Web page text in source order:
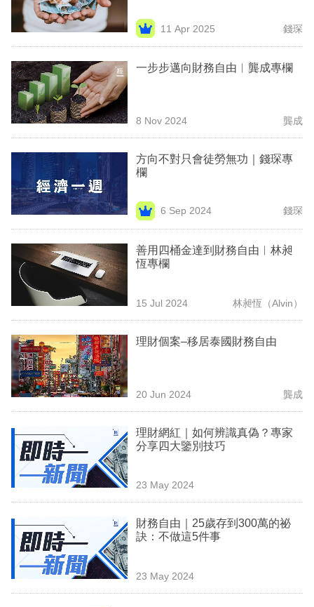
場
生
時
事
欄
訂
閱
區
11 Apr 2025 錢琛
一步步邁向財務自由︳龔成專欄
8 Nov 2024 龔成
方向不對只會徒勞無功｜錢琛專
欄
6 Sep 2024 錢琛
善用四桶金達到財務自由︳林昶
恆專欄
15 Jul 2024 林昶恆（Alvin）
理財個案–移居泰國財務自由
20 Jun 2024 龔成
理財網紅｜如何辨識真偽？專家
分享四大鑒別技巧
23 May 2024
財務自由｜25歲存到300萬的祕
訣：不做這5件事
23 May 2024